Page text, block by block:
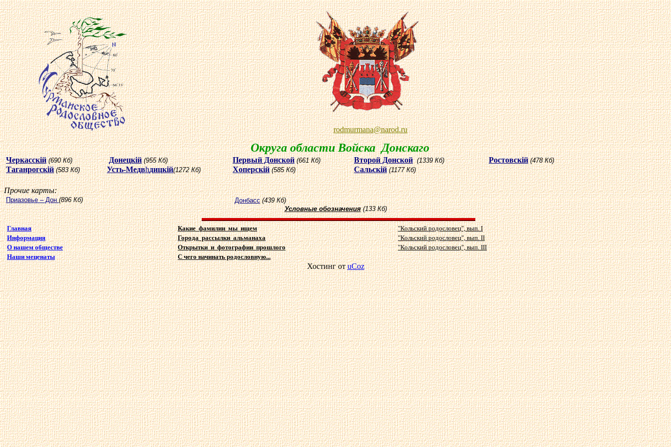
rodmurmana@narod.ru
Округа области Войска Донскаго
Черкасскiй (690 Кб) Донецкiй (955 Кб) Первый Донской (661 Кб) Второй Донской (1339 Кб) Ростовскiй (478 Кб)
Таганрогскiй (583 Кб) Усть-Медвhдицкiй(1272 Кб) Хоперскiй (585 Кб) Сальскiй (1177 Кб)
Прочие карты:
Приазовье – Дон(896 Кб) Донбасс (439 Кб)
Условные обозначения (133 Кб)
Главная Какие фамилии мы ищем
"Кольский родословец", вып. I
Информация
Города рассылки альманаха
"Кольский родословец", вып. II
О нашем обществе
Открытки и фотографии прошлого
"Кольский родословец", вып. III
Наши меценаты
С чего начинать родословную...
Хостинг отuCoz